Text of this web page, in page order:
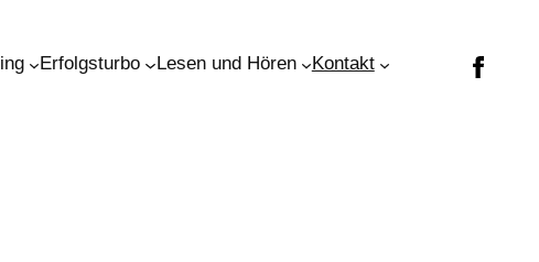
Erfolgsturbo Lesen und Hören Kontakt